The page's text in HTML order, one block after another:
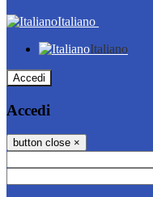
Italiano
Italiano
Accedi
Accedi
button close ×